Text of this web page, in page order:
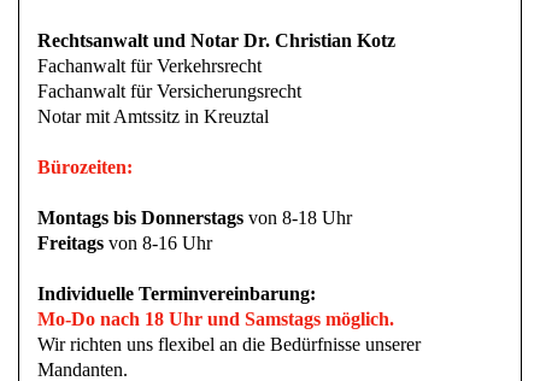
Rechtsanwalt und Notar Dr. Christian Kotz
Fachanwalt für Verkehrsrecht
Fachanwalt für Versicherungsrecht
Notar mit Amtssitz in Kreuztal
Bürozeiten:
Montags bis Donnerstags von 8-18 Uhr
Freitags von 8-16 Uhr
Individuelle Terminvereinbarung:
Mo-Do nach 18 Uhr und Samstags möglich.
Wir richten uns flexibel an die Bedürfnisse unserer
Mandanten.